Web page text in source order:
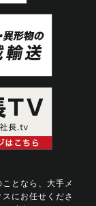
となら、大手メ
にお任せくださ